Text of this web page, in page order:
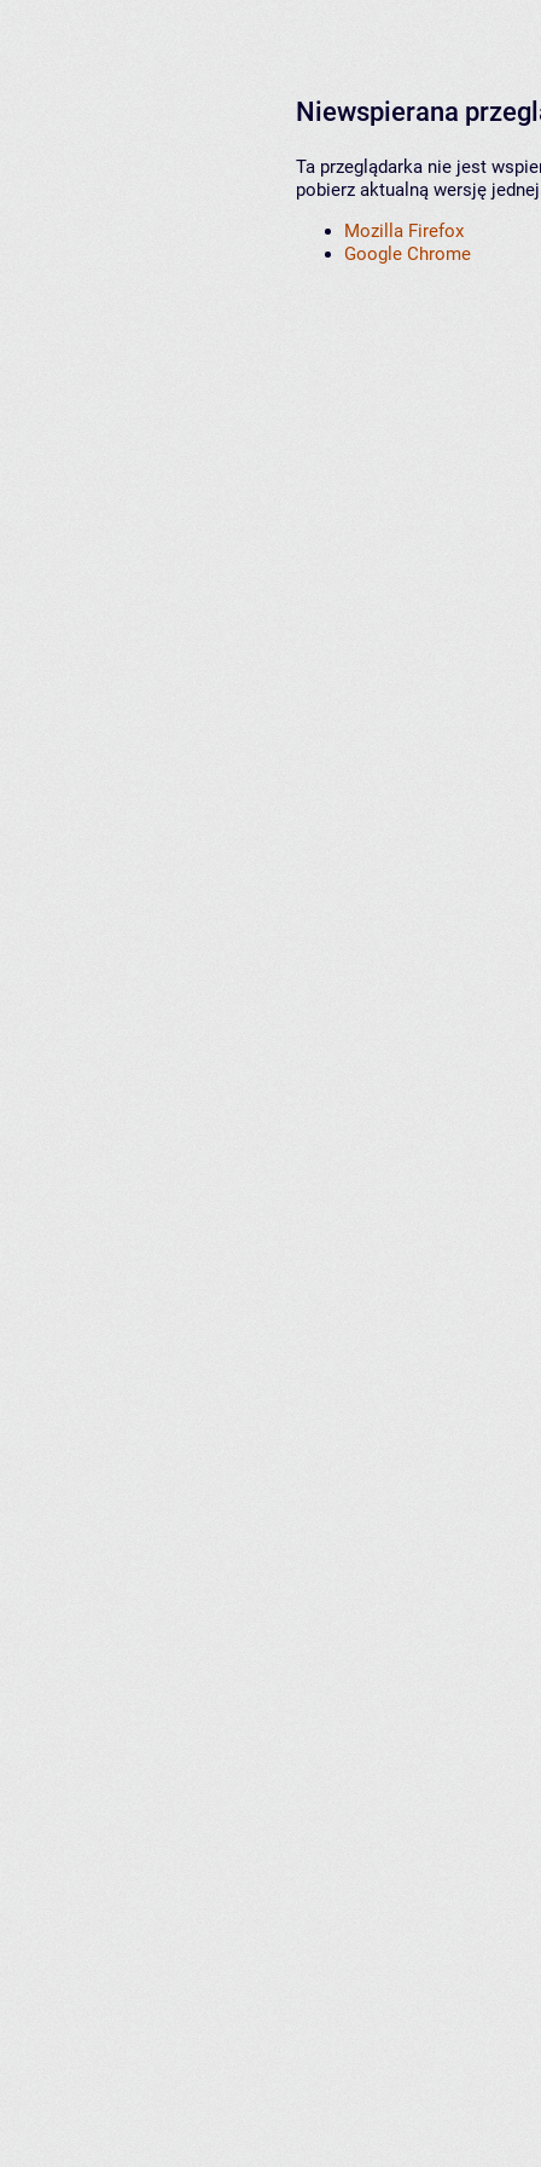
Niewspierana
Ta przeglądarka nie jest
pobierz aktualną wersję
Mozilla Firefox
Google Chrome